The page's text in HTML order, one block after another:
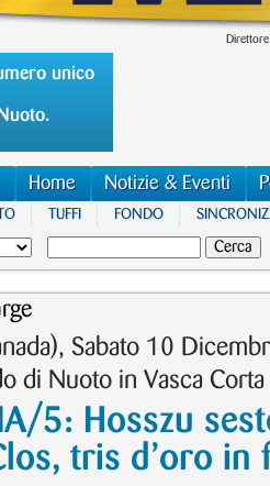
unico
Home Notizie & Eventi
TUFFI FONDO
Sabato 10
di Nuoto in Vasca
5: Hosszu
tris d’oro in